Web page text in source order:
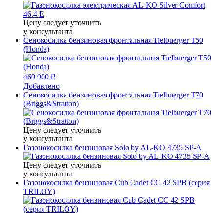
Цену следует уточнить
у консультанта
Сенокосилка бензиновая фронтальная Tielbuerger T50
(Honda)
469 900 ₽
Добавлено
Сенокосилка бензиновая фронтальная Tielbuerger T70
(Briggs&Stratton)
Цену следует уточнить
у консультанта
Газонокосилка бензиновая Solo by AL-KO 4735 SP-A
Цену следует уточнить
у консультанта
Газонокосилка бензиновая Cub Cadet CC 42 SPB (серия
TRILOY)